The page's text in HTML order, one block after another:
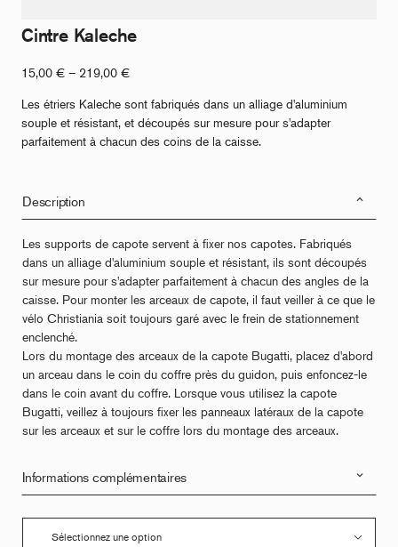
Cintre Kaleche
15,00 € – 219,00 €Fourchette
prix
:
de
219,00
€
Les étriers Kaleche sont fabriqués dans un alliage d'aluminium
souple et résistant, et découpés sur mesure pour s'adapter
parfaitement à chacun des coins de la caisse.
Description
Les supports de capote servent à fixer nos capotes. Fabriqués
dans un alliage d'aluminium souple et résistant, ils sont découpés
sur mesure pour s'adapter parfaitement à chacun des angles de la
caisse. Pour monter les arceaux de capote, il faut veiller à ce que le
vélo Christiania soit toujours garé avec le frein de stationnement
enclenché.
Lors du montage des arceaux de la capote Bugatti, placez d'abord
un arceau dans le coin du coffre près du guidon, puis enfoncez-le
dans le coin avant du coffre. Lorsque vous utilisez la capote
Bugatti, veillez à toujours fixer les panneaux latéraux de la capote
sur les arceaux et sur le coffre lors du montage des arceaux.
Informations complémentaires